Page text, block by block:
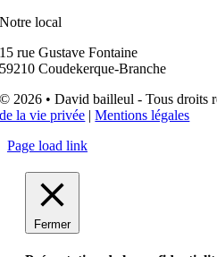
Notre local
15 rue Gustave Fontaine
59210 Coudekerque-Branche
© 2026 • David bailleul - Tous droits
de la vie privée |Mentions légales
Page load link
Fermer